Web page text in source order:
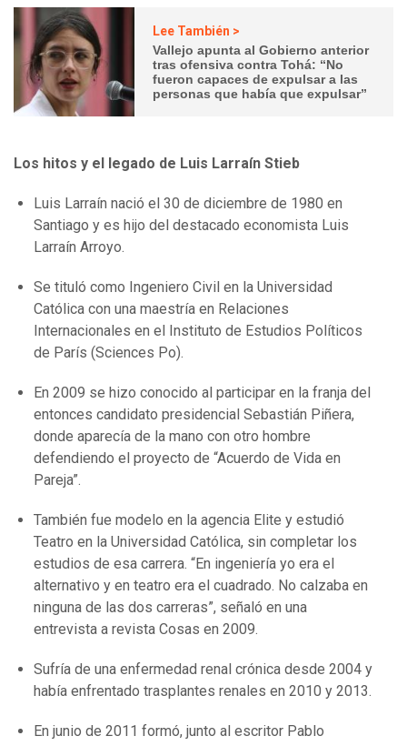
Lee También >
Vallejo apunta al Gobierno anterior
tras ofensiva contra Tohá: “No
fueron capaces de expulsar a las
personas que había que expulsar”
Los hitos y el legado de Luis Larraín Stieb
Luis Larraín nació el 30 de diciembre de 1980 en
Santiago y es hijo del destacado economista Luis
Larraín Arroyo.
Se tituló como Ingeniero Civil en la Universidad
Católica con una maestría en Relaciones
Internacionales en el Instituto de Estudios Políticos
de París (Sciences Po).
En 2009 se hizo conocido al participar en la franja del
entonces candidato presidencial Sebastián Piñera,
donde aparecía de la mano con otro hombre
defendiendo el proyecto de “Acuerdo de Vida en
Pareja”.
También fue modelo en la agencia Elite y estudió
Teatro en la Universidad Católica, sin completar los
estudios de esa carrera. “En ingeniería yo era el
alternativo y en teatro era el cuadrado. No calzaba en
ninguna de las dos carreras”, señaló en una
entrevista a revista Cosas en 2009.
Sufría de una enfermedad renal crónica desde 2004 y
había enfrentado trasplantes renales en 2010 y 2013.
En junio de 2011 formó, junto al escritor Pablo